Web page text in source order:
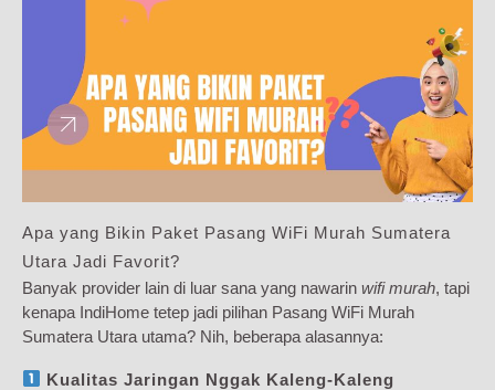
Apa yang Bikin Paket Pasang WiFi Murah Sumatera
Utara Jadi Favorit?
Banyak provider lain di luar sana yang nawarin wifi murah, tapi
kenapa IndiHome tetep jadi pilihan Pasang WiFi Murah
Sumatera Utara utama? Nih, beberapa alasannya:
Kualitas Jaringan Nggak Kaleng-Kaleng